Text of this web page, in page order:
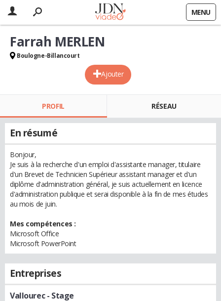
MENU
Ajouter
Farrah MERLEN
Boulogne-Billancourt
PROFIL RÉSEAU
En résumé
Bonjour,
Je suis à la recherche d'un emploi d'assistante manager, titulaire
d'un Brevet de Technicien Supérieur assistant manager et d'un
diplôme d'administration général, je suis actuellement en licence
d'administration publique et serai disponible à la fin de mes études
au mois de juin.
Mes compétences :
Microsoft Office
Microsoft PowerPoint
Entreprises
Vallourec- Stage